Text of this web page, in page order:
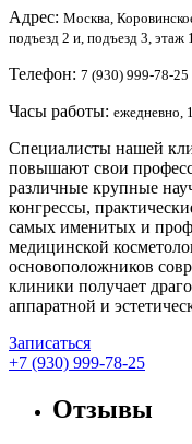
Адрес: Москва,
подъезд 2 и, подъезд 3, этаж 1
Телефон: 7 (930) 999-78-25
Часы работы: ежедневно,
Специалисты нашей
повышают свои
различные крупные
конгрессы,
самых именитых и
медицинской
основоположников
клиники получает
аппаратной и
Записаться
+7 (930) 999-78-25
Отзывы